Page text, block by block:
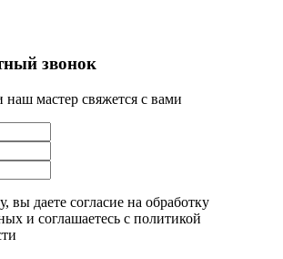
звонок
наш мастер свяжется с вами
вы даете согласие на обработку
и соглашаетесь c политикой